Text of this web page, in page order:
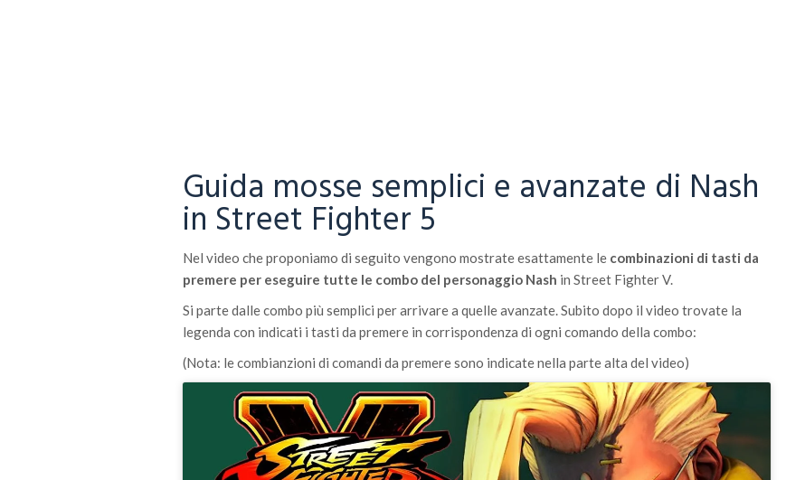
Guida mosse semplici e avanzate di Nash
in Street Fighter 5
Nel video che proponiamo di seguito vengono mostrate esattamente le combinazioni di tasti da
premere per eseguire tutte le combo del personaggio Nash in Street Fighter V.
Si parte dalle combo più semplici per arrivare a quelle avanzate. Subito dopo il video trovate la
legenda con indicati i tasti da premere in corrispondenza di ogni comando della combo:
(Nota: le combianzioni di comandi da premere sono indicate nella parte alta del video)